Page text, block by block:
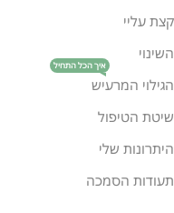
קצת עליי
השינוי
הגילוי המרעיש
איך הכל התחיל
שיטת הטיפול
היתרונות שלי
תעודות הסמכה